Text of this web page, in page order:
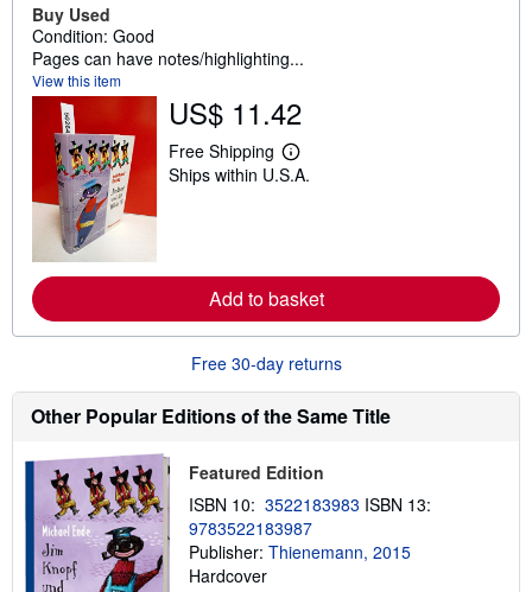
Buy Used
Condition: Good
Pages can have notes/highlighting...
View this item
US$ 11.42
Free Shipping
L
e
e
a
b
u
t
h
p
i
n
g
r
Ships within U.S.A.
Add to basket
Free 30-day returns
Other Popular Editions of the Same Title
Featured Edition
ISBN 10: 3522183983 ISBN 13:
9783522183987
Publisher: Thienemann, 2015
Hardcover